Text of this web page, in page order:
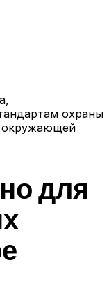
охраны
окружающей
для